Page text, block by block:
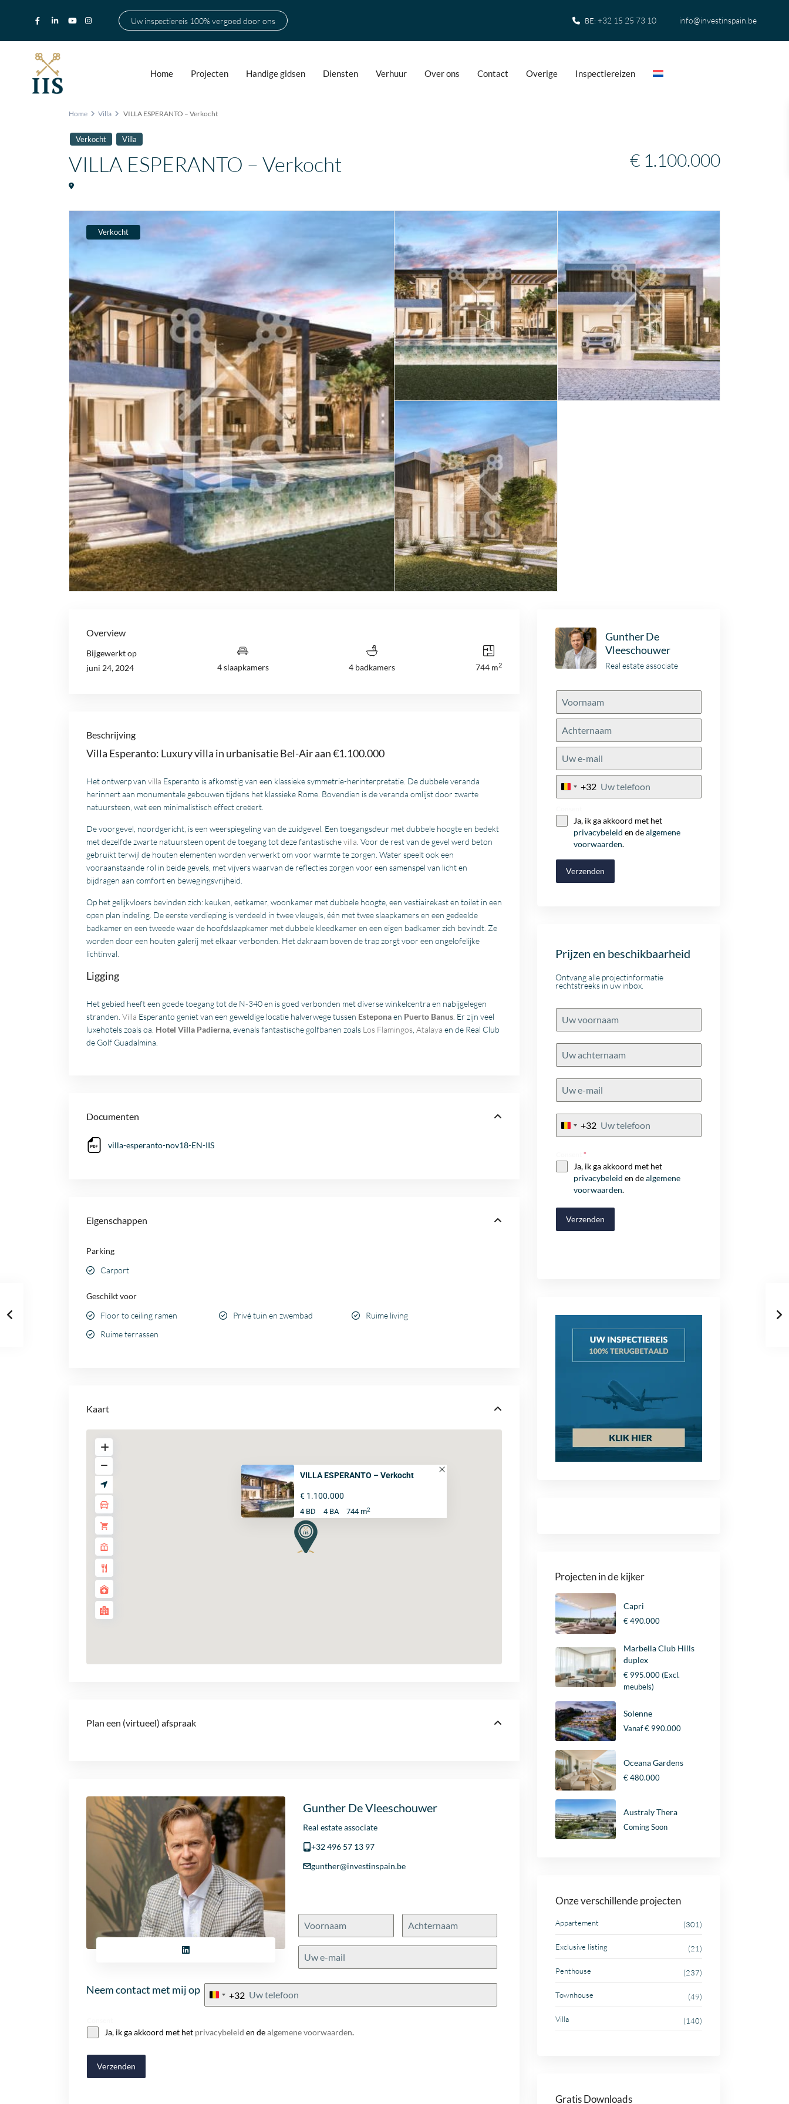
Uw inspectiereis 100% vergoed door ons BE:+32 15 25 73 10 info@investinspain.be
Home Projecten Handige gidsen Diensten Verhuur Over ons Contact Overige Inspectiereizen
Home Villa VILLA ESPERANTO – Verkocht
Verkocht Villa
VILLA ESPERANTO – Verkocht € 1.100.000
Verkocht
Overview
Bijgewerkt op
juni 24, 2024
4 slaapkamers 4 badkamers 744 m2
Beschrijving
Villa Esperanto: Luxury villa in urbanisatie Bel-Air aan €1.100.000
Het ontwerp van villa Esperanto is afkomstig van een klassieke symmetrie-herinterpretatie. De dubbele veranda
herinnert aan monumentale gebouwen tijdens het klassieke Rome. Bovendien is de veranda omlijst door zwarte
natuursteen, wat een minimalistisch effect creëert.
De voorgevel, noordgericht, is een weerspiegeling van de zuidgevel. Een toegangsdeur met dubbele hoogte en bedekt
met dezelfde zwarte natuursteen opent de toegang tot deze fantastischevilla . Voor de rest van de gevel werd beton
gebruikt terwijl de houten elementen worden verwerkt om voor warmte te zorgen. Water speelt ook een
vooraanstaande rol in beide gevels, met vijvers waarvan de reflecties zorgen voor een samenspel van licht en
bijdragen aan comfort en bewegingsvrijheid.
Op het gelijkvloers bevinden zich: keuken, eetkamer, woonkamer met dubbele hoogte, een vestiairekast en toilet in een
open plan indeling. De eerste verdieping is verdeeld in twee vleugels, één met twee slaapkamers en een gedeelde
badkamer en een tweede waar de hoofdslaapkamer met dubbele kleedkamer en een eigen badkamer zich bevindt. Ze
worden door een houten galerij met elkaar verbonden. Het dakraam boven de trap zorgt voor een ongelofelijke
lichtinval.
Ligging
Het gebied heeft een goede toegang tot de N-340 en is goed verbonden met diverse winkelcentra en nabijgelegen
stranden. Villa Esperanto geniet van een geweldige locatie halverwege tussen Esteponaen Puerto Banus . Er zijn veel
luxehotels zoals oa. Hotel Villa Padierna , evenals fantastische golfbanen zoals Los Flamingos Atalaya en de Real Club
de Golf Guadalmina.
Documenten
villa-esperanto-nov18-EN-IIS
Eigenschappen
Parking
Carport
Geschikt voor
Floor to ceiling ramen
Privé tuin en zwembad
Ruime living
Ruime terrassen
Kaart
VILLA ESPERANTO – Verkocht
€ 1.100.000
4 BD 4 BA 744 m2
Plan een (virtueel) afspraak
Gunther De Vleeschouwer
Real estate associate
+32 496 57 13 97
gunther@investinspain.be
Neem contact met mij op
Belgium
+32
Ja, ik ga akkoord met het privacybeleid en dealgemene voorwaarden.
Verzenden
Gunther De
Vleeschouwer
Real estate associate
Belgium
+32
Ja, ik ga akkoord met het
privacybeleid en dealgemene
voorwaarden.
Verzenden
Prijzen en beschikbaarheid
Ontvang alle projectinformatie
rechtstreeks in uw inbox.
Belgium
+32
*
Ja, ik ga akkoord met het
privacybeleid en dealgemene
voorwaarden.
Verzenden
Projecten in de kijker
Capri
€ 490.000
Marbella Club Hills
duplex
€ 995.000(Excl.
meubels)
Solenne
Vanaf€ 990.000
Oceana Gardens
€ 480.000
Australy Thera
Coming Soon
Onze verschillende projecten
Appartement (301)
Exclusive listing (21)
Penthouse (237)
Townhouse (49)
Villa (140)
Gratis Downloads